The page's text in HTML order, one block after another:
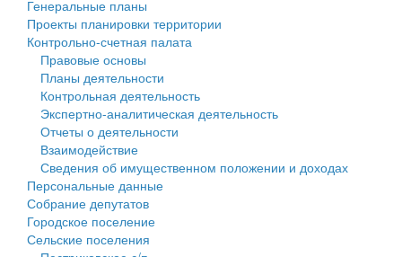
Проекты планировки территории
Собрание депутатов
Городское поселение
Сельские поселения
Генеральные планы
Проекты планировки территории
Контрольно-счетная палата
Правовые основы
Планы деятельности
Контрольная деятельность
Экспертно-аналитическая деятельность
Отчеты о деятельности
Взаимодействие
Сведения об имущественном положении и доходах
Персональные данные
Собрание депутатов
Городское поселение
Сельские поселения